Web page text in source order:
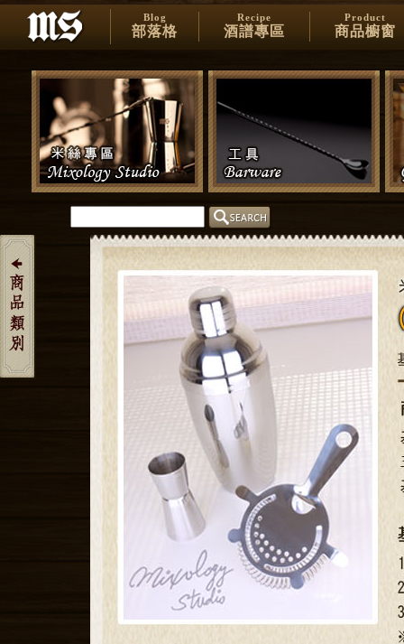
Blog
部落格
Recipe
酒譜專區
Product
商品櫥窗